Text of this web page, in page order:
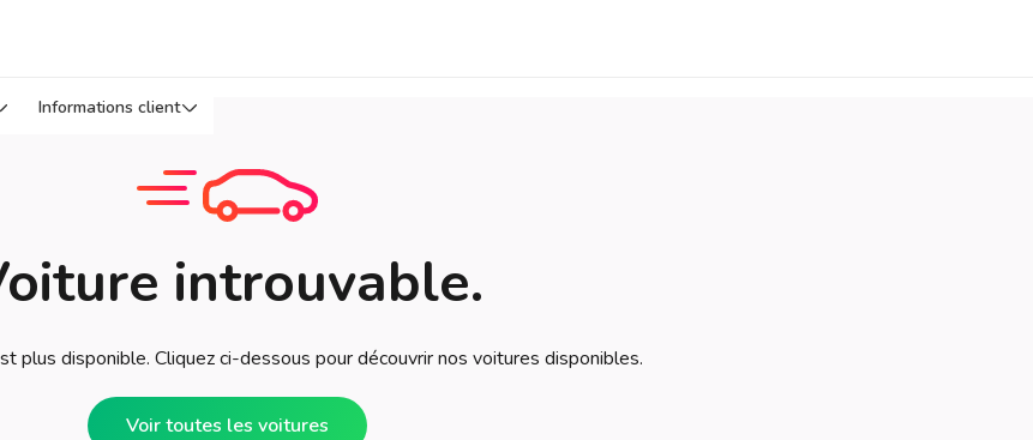
Informations client
introuvable.
plus disponible. Cliquez ci-dessous pour découvrir nos voitures disponibles.
Voir toutes les voitures